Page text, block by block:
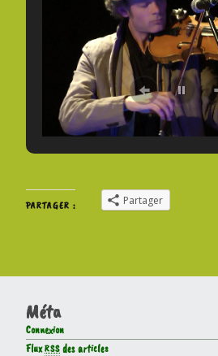
PARTAGER : Partager
Méta
Connexion
FluxRSSdes articles